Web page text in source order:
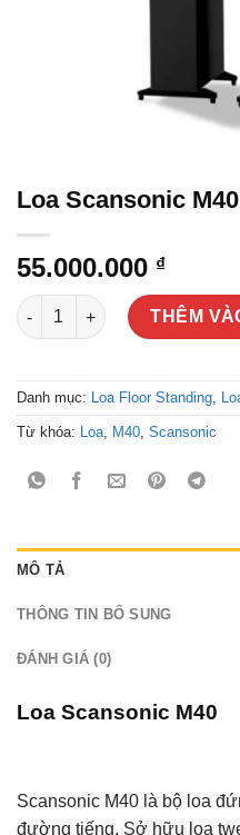
Loa Scansonic M40
55.000.000 ₫
Loa Scansonic M40 số lượng
THÊM
Danh mục: Loa Floor Standing
Từ khóa: Loa M40 Scansonic
MÔ TẢ
THÔNG TIN BỔ SUNG
ĐÁNH GIÁ (0)
Loa Scansonic M40
Scansonic M40 là bộ loa
đường tiếng. Sở hữu loa